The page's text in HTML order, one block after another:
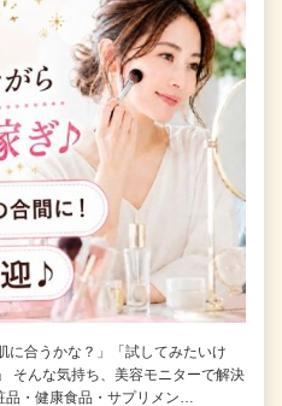
に合うかな？」「試してみたいけ
そんな気持ち、美容モニターで解決
品・健康食品・サプリメン…